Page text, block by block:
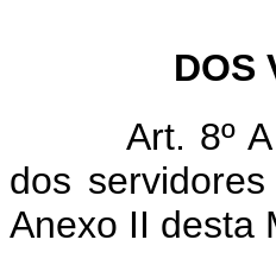
DOS
Art. 8º A
dos
Anexo II desta